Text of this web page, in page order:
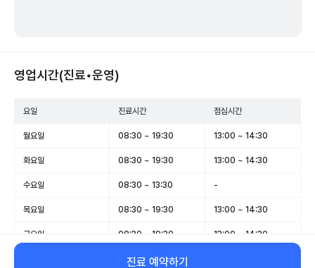
영업시간(진료•운영)
요일 진료시간 점심시간
월요일 08:30 ~ 19:30 13:00 ~ 14:30
화요일 08:30 ~ 19:30 13:00 ~ 14:30
수요일 08:30 ~ 13:30 -
목요일 08:30 ~ 19:30 13:00 ~ 14:30
금요일 08:30 ~ 19:30 13:00 ~ 14:30
08:30 ~ 13:30
진료 예약하기